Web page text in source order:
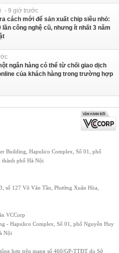
- 9 giờ trước
cách mới để sản xuất chip siêu nhỏ:
lần công nghệ cũ, nhưng ít nhất 3 năm
ngân hàng có thể từ chối giao dịch
của khách hàng trong trường hợp
Building, Hapulico Complex, Số 01, phố
phố Hà Nội
số 127 Võ Văn Tần, Phường Xuân Hòa,
VCCorp
- Hapulico Complex, Số 01, phố Nguyễn Huy
Nội
hợp trên mạng số 460/GP-TTĐT do Sở